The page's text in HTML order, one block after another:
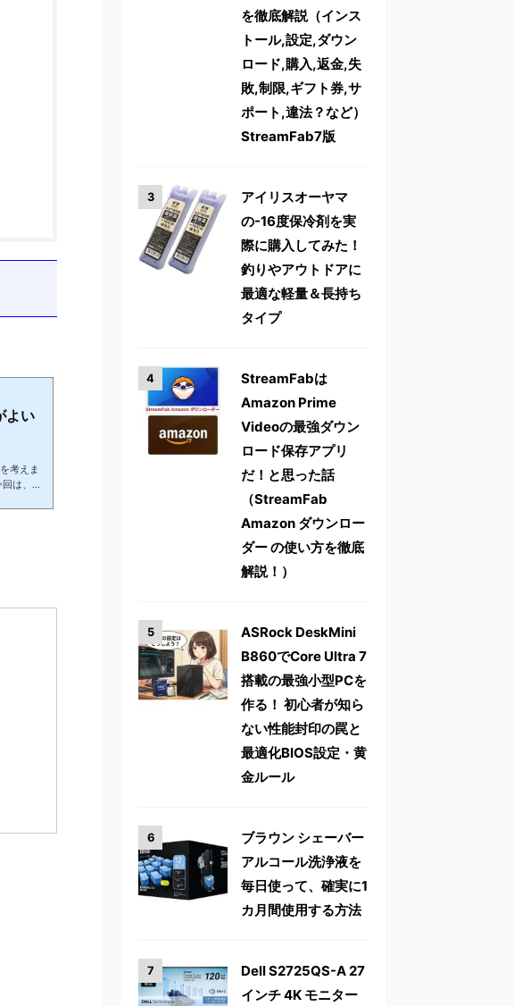
よい
考えま
は、外
きのHD
を徹底解説（インス
トール,設定,ダウン
ロード,購入,返金,失
敗,制限,ギフト券,サ
ポート,違法？など）
StreamFab7版
アイリスオーヤマ
の-16度保冷剤を実
際に購入してみた！
釣りやアウトドアに
最適な軽量＆長持ち
タイプ
StreamFabは
Amazon Prime
Videoの最強ダウン
ロード保存アプリ
だ！と思った話
（StreamFab
Amazon ダウンロー
ダー の使い方を徹底
解説！）
ASRock DeskMini
B860でCore Ultra 7
搭載の最強小型PCを
作る！ 初心者が知ら
ない性能封印の罠と
最適化BIOS設定・黄
金ルール
ブラウン シェーバー
アルコール洗浄液を
毎日使って、確実に1
カ月間使用する方法
Dell S2725QS-A 27
インチ 4K モニター